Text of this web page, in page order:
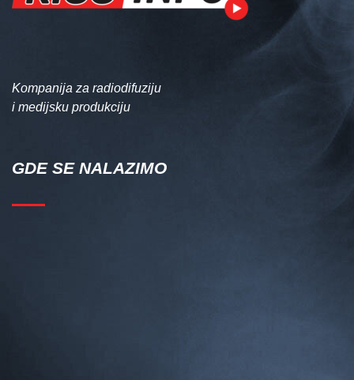
Kompanija za radiodifuziju
i medijsku produkciju
GDE SE NALAZIMO